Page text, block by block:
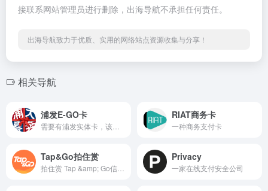
接联系网站管理员进行删除，出海导航不承担任何责任。
出海导航致力于优质、实用的网络站点资源收集与分享！
相关导航
浦发E-GO卡 RIAT商务卡
一种商务支付卡
Tap&Go拍住赏 Privacy
一家在线支付安全公司